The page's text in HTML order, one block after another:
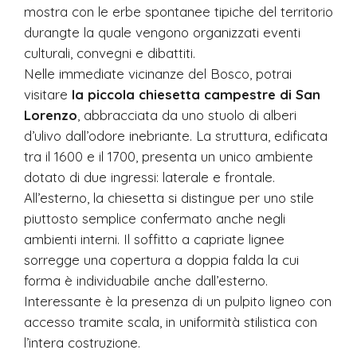
mostra con le erbe spontanee tipiche del territorio
durangte la quale vengono organizzati eventi
culturali, convegni e dibattiti.
Nelle immediate vicinanze del Bosco, potrai
visitare la piccola chiesetta campestre di San
Lorenzo , abbracciata da uno stuolo di alberi
d’ulivo dall’odore inebriante. La struttura, edificata
tra il 1600 e il 1700, presenta un unico ambiente
dotato di due ingressi: laterale e frontale.
All’esterno, la chiesetta si distingue per uno stile
piuttosto semplice confermato anche negli
ambienti interni. Il soffitto a capriate lignee
sorregge una copertura a doppia falda la cui
forma è individuabile anche dall’esterno.
Interessante è la presenza di un pulpito ligneo con
accesso tramite scala, in uniformità stilistica con
l’intera costruzione.